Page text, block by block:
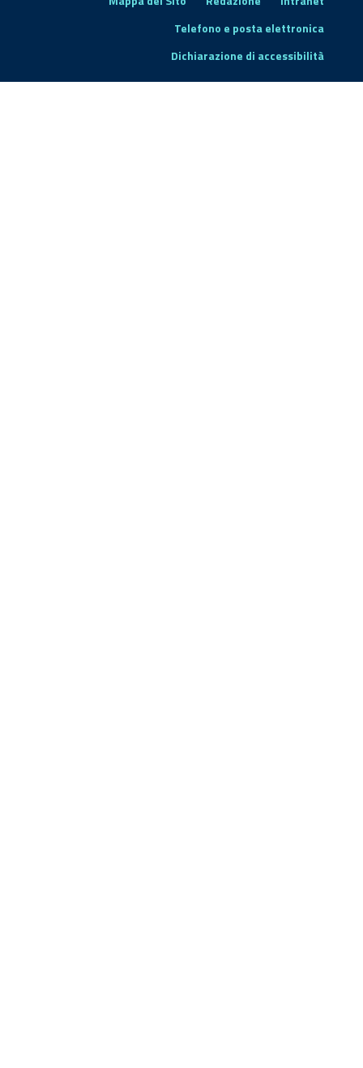
Telefono e posta elettronica
Dichiarazione di accessibilità